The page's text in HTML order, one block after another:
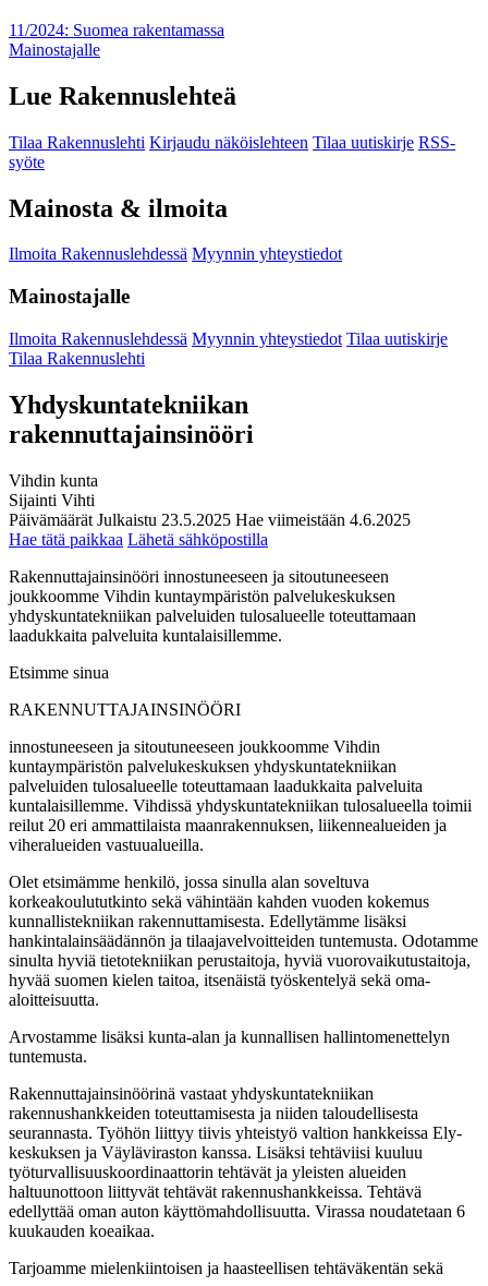
11/2024: Suomea rakentamassa
Mainostajalle
Lue Rakennuslehteä
Tilaa Rakennuslehti Kirjaudu näköislehteen Tilaa uutiskirje RSS-
syöte
Mainosta & ilmoita
Ilmoita Rakennuslehdessä Myynnin yhteystiedot
Mainostajalle
Ilmoita Rakennuslehdessä Myynnin yhteystiedot Tilaa uutiskirje
Tilaa Rakennuslehti
Yhdyskuntatekniikan
rakennuttajainsinööri
Vihdin kunta
Sijainti Vihti
Päivämäärät Julkaistu 23.5.2025 Hae viimeistään 4.6.2025
Hae tätä paikkaa Lähetä sähköpostilla
Rakennuttajainsinööri innostuneeseen ja sitoutuneeseen
joukkoomme Vihdin kuntaympäristön palvelukeskuksen
yhdyskuntatekniikan palveluiden tulosalueelle toteuttamaan
laadukkaita palveluita kuntalaisillemme.
Etsimme sinua
RAKENNUTTAJAINSINÖÖRI
innostuneeseen ja sitoutuneeseen joukkoomme Vihdin
kuntaympäristön palvelukeskuksen yhdyskuntatekniikan
palveluiden tulosalueelle toteuttamaan laadukkaita palveluita
kuntalaisillemme. Vihdissä yhdyskuntatekniikan tulosalueella toimii
reilut 20 eri ammattilaista maanrakennuksen, liikennealueiden ja
viheralueiden vastuualueilla.
Olet etsimämme henkilö, jossa sinulla alan soveltuva
korkeakoulututkinto sekä vähintään kahden vuoden kokemus
kunnallistekniikan rakennuttamisesta. Edellytämme lisäksi
hankintalainsäädännön ja tilaajavelvoitteiden tuntemusta. Odotamme
sinulta hyviä tietotekniikan perustaitoja, hyviä vuorovaikutustaitoja,
hyvää suomen kielen taitoa, itsenäistä työskentelyä sekä oma-
aloitteisuutta.
Arvostamme lisäksi kunta-alan ja kunnallisen hallintomenettelyn
tuntemusta.
Rakennuttajainsinöörinä vastaat yhdyskuntatekniikan
rakennushankkeiden toteuttamisesta ja niiden taloudellisesta
seurannasta. Työhön liittyy tiivis yhteistyö valtion hankkeissa Ely-
keskuksen ja Väyläviraston kanssa. Lisäksi tehtäviisi kuuluu
työturvallisuuskoordinaattorin tehtävät ja yleisten alueiden
haltuunottoon liittyvät tehtävät rakennushankkeissa. Tehtävä
edellyttää oman auton käyttömahdollisuutta. Virassa noudatetaan 6
kuukauden koeaikaa.
Tarjoamme mielenkiintoisen ja haasteellisen tehtäväkentän sekä